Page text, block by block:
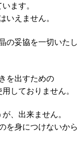
ます。
いえません。
の妥協を一切いたし
を出すための
しておりません。
、出来ません。
を身につけないから